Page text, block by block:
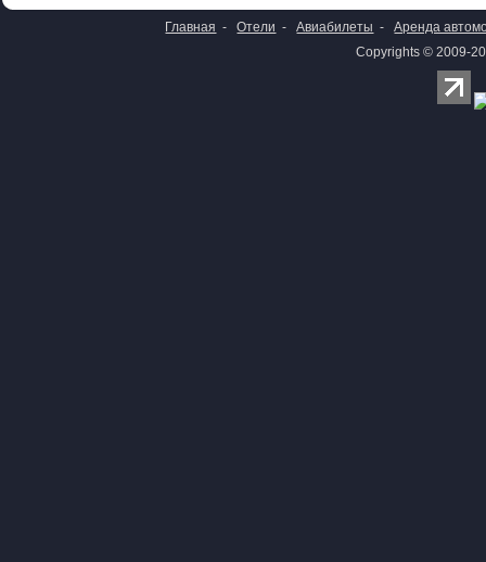
Главная - Отели - Авиабилеты -
Аренда
Copyrights © 2009-